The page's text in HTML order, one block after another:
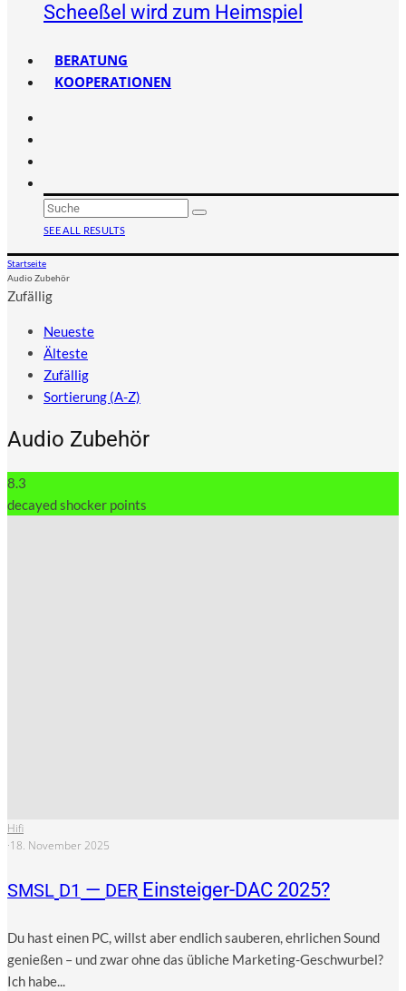
Scheeßel wird zum Heimspiel
BERATUNG
KOOPERATIONEN
SEE ALL RESULTS
Startseite
Audio Zubehör
Zufällig
Neueste
Älteste
Zufällig
Sortierung (A-Z)
Audio Zubehör
8.3
decayed shocker points
Hifi
·18. November 2025
SMSL D1 — DER Einsteiger-DAC 2025?
Du hast einen PC, willst aber end­lich sau­be­ren, ehr­li­chen Sound
genie­ßen – und zwar ohne das übli­che Mar­ke­ting-Geschwur­bel?
Ich habe...